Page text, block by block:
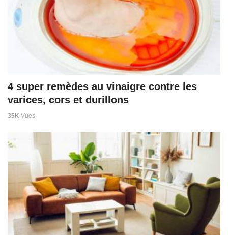
4 super remèdes au vinaigre contre les
varices, cors et durillons
35K Vues